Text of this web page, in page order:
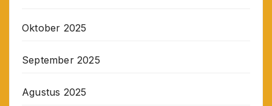
Oktober 2025
September 2025
Agustus 2025